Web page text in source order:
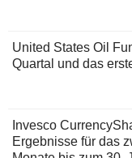
United States Oil
Quartal und das
Invesco
Ergebnisse für das